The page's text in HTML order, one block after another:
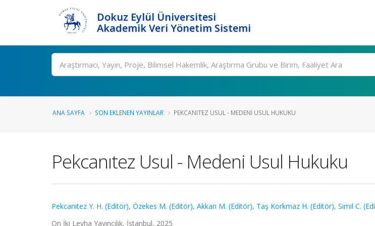
Dokuz Eylül Üniversitesi
Akademik Veri Yönetim Sistemi
Ara
ANA SAYFA SON EKLENEN YAYINLAR PEKCANITEZ USUL - MEDENI USUL HUKUKU
Pekcanıtez Usul - Medeni Usul Hukuku
Pekcanıtez Y. H. (Editör), Özekes M. (Editör), Akkan M. (Editör), Taş Korkmaz H. (Editör), Simil C.
On İki Levha Yayıncılık, İstanbul, 2025